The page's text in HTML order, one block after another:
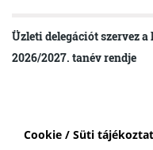
Cookie / Süti
Üzleti delegációt szervez
2026/2027. tanév rendje